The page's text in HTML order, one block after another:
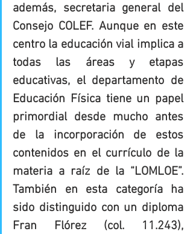
además, secretaria general del
Consejo COLEF. Aunque en este
centro la educación vial implica a
todas las áreas y etapas
educativas, el departamento de
Educación Física tiene un papel
primordial desde mucho antes
de la incorporación de estos
contenidos en el currículo de la
materia a raíz de la “LOMLOE”.
También en esta categoría ha
sido distinguido con un diploma
Fran Flórez (col. 11.243),